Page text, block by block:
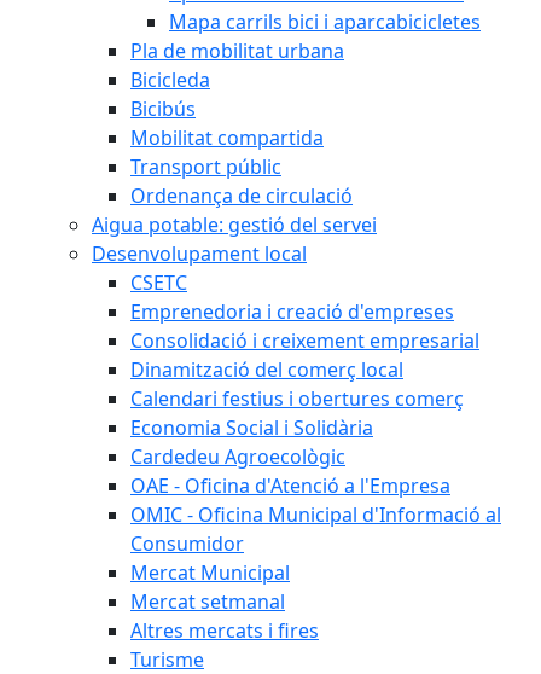
Mapa carrils bici i aparcabicicletes
Pla de mobilitat urbana
Bicicleda
Bicibús
Mobilitat compartida
Transport públic
Ordenança de circulació
Aigua potable: gestió del servei
Desenvolupament local
CSETC
Emprenedoria i creació d'empreses
Consolidació i creixement empresarial
Dinamització del comerç local
Calendari festius i obertures comerç
Economia Social i Solidària
Cardedeu Agroecològic
OAE - Oficina d'Atenció a l'Empresa
OMIC - Oficina Municipal d'Informació al
Consumidor
Mercat Municipal
Mercat setmanal
Altres mercats i fires
Turisme